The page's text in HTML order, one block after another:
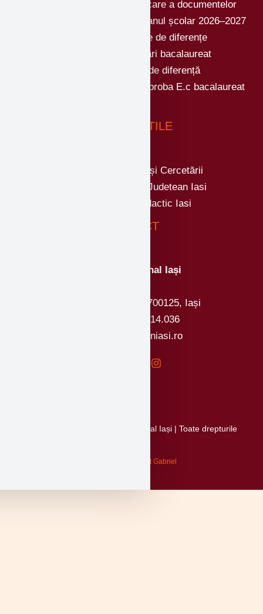
Program de înscriere și ridicare a documentelor
școlare pentru clasa a IX-a – anul școlar 2026–2027
Testări și examene de de diferențe
Contestații și vizualizări bacalaureat
Testări și examene de diferență
IMPORTANT modificare data proba E.c bacalaureat
LINKURI UTILE
Ministerul Educatiei și Cercetării
Inspectoratul Scolar Judetean Iasi
Casa Corpului Didactic Iasi
CONTACT
Colegiul Național Iași
Strada Arcu 4, cod 700125, Iași
Telefon: 0232.214.036
Email: office@cniasi.ro
Copyright © 2026 Colegiul Național Iași | Toate drepturile
Creat de Alexa Ionut Gabriel